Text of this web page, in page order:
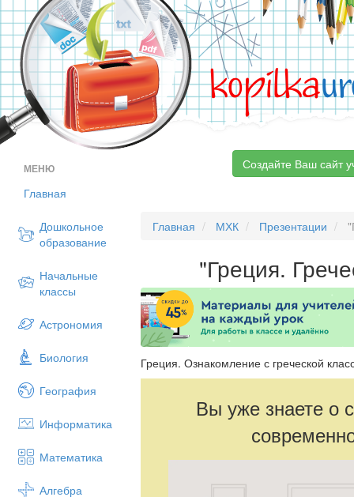
kopilka
МЕНЮ
Главная
Дошкольное
образование
Начальные
классы
Астрономия
Биология
География
Информатика
Математика
Алгебра
Создайте Ваш сайт
Главная МХК Презентации
"Греция.
Греция. Ознакомление с греческой
Вы уже знаете о